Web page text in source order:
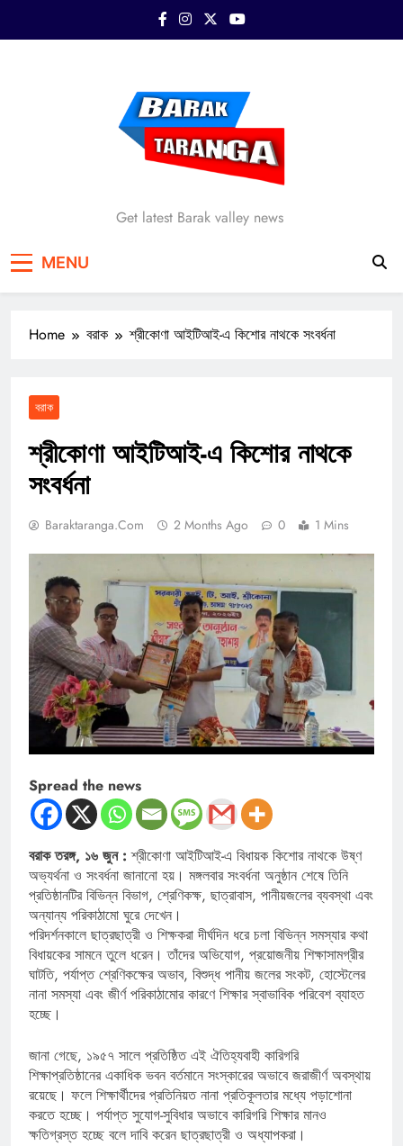
Barak Taranga
Get latest Barak valley news
MENU
Home বরাক শ্রীকোণা আইটিআই-এ কিশোর নাথকে সংবর্ধনা
বরাক
শ্রীকোণা আইটিআই-এ কিশোর নাথকে
সংবর্ধনা
Baraktaranga.com 2 Months Ago 0 1 Mins
Spread the news
বরাক তরঙ্গ, ১৬ জুন : শ্রীকোণা আইটিআই-এ বিধায়ক কিশোর নাথকে উষ্ণ
অভ্যর্থনা ও সংবর্ধনা জানানো হয়। মঙ্গলবার সংবর্ধনা অনুষ্ঠান শেষে তিনি
প্রতিষ্ঠানটির বিভিন্ন বিভাগ, শ্রেণিকক্ষ, ছাত্রাবাস, পানীয়জলের ব্যবস্থা এবং
অন্যান্য পরিকাঠামো ঘুরে দেখেন।
পরিদর্শনকালে ছাত্রছাত্রী ও শিক্ষকরা দীর্ঘদিন ধরে চলা বিভিন্ন সমস্যার কথা
বিধায়কের সামনে তুলে ধরেন। তাঁদের অভিযোগ, প্রয়োজনীয় শিক্ষাসামগ্রীর
ঘাটতি, পর্যাপ্ত শ্রেণিকক্ষের অভাব, বিশুদ্ধ পানীয় জলের সংকট, হোস্টেলের
নানা সমস্যা এবং জীর্ণ পরিকাঠামোর কারণে শিক্ষার স্বাভাবিক পরিবেশ ব্যাহত
হচ্ছে।
জানা গেছে, ১৯৫৭ সালে প্রতিষ্ঠিত এই ঐতিহ্যবাহী কারিগরি
শিক্ষাপ্রতিষ্ঠানের একাধিক ভবন বর্তমানে সংস্কারের অভাবে জরাজীর্ণ অবস্থায়
রয়েছে। ফলে শিক্ষার্থীদের প্রতিনিয়ত নানা প্রতিকূলতার মধ্যে পড়াশোনা
করতে হচ্ছে। পর্যাপ্ত সুযোগ-সুবিধার অভাবে কারিগরি শিক্ষার মানও
ক্ষতিগ্রস্ত হচ্ছে বলে দাবি করেন ছাত্রছাত্রী ও অধ্যাপকরা।